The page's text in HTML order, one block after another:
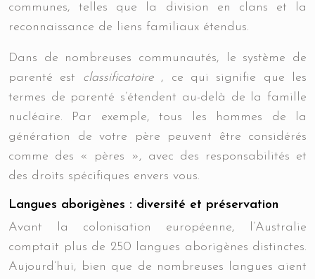
communes, telles que la division en clans et la
reconnaissance de liens familiaux étendus.
Dans de nombreuses communautés, le système de
parenté est classificatoire , ce qui signifie que les
termes de parenté s’étendent au-delà de la famille
nucléaire. Par exemple, tous les hommes de la
génération de votre père peuvent être considérés
comme des « pères », avec des responsabilités et
des droits spécifiques envers vous.
Langues aborigènes : diversité et préservation
Avant la colonisation européenne, l’Australie
comptait plus de 250 langues aborigènes distinctes.
Aujourd’hui, bien que de nombreuses langues aient